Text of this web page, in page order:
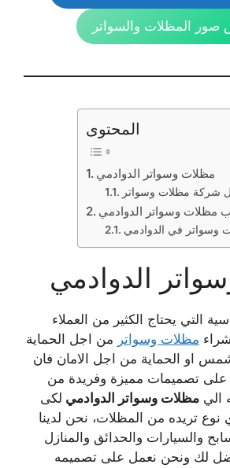
المظلات والسواتر
المحتوى
مظلات وسواتر الدوادمي
شركة مظلات وسواتر
مظلات وسواتر الدوادمي
وسواتر في الدوادمي
الدوادمي
التي يحتاج الكثير من العملاء
مظلات وسواتر من اجل الحماية
او الحماية من اجل الامان فان
تصميمات مميزة وفريدة من
الي مظلات وسواتر الدوادمي لكى
تريده من المظلات، نحن لدينا
والسيارات والحدائق والمنازل
لك ونحن نعمل على تصميمه